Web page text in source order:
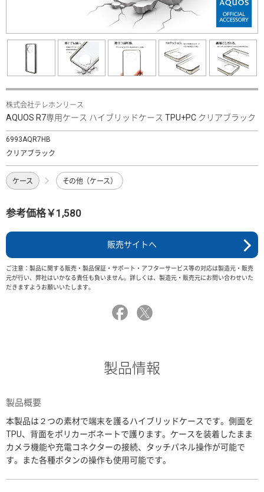
株式会社テレホンリース
AQUOS R7専用ケース ハイブリッドケース TPU+PC クリアブラック
6993AQR7HB
クリアブラック
ケース その他（ケース）
参考価格￥1,580
販売サイトへ
ご注意：製品に関する販売・製品保証・サポート・アフターサービス等の対応は製造元・販売
元が行い、弊社はいかなる責任も負いません。詳しくは、製造元・販売元にお問い合わせいた
だきますようお願いいたします。
製品情報
製品概要
本製品は２つの素材で端末を護るハイブリッドケースです。側面を
TPU、背面をポリカーボネートで護ります。ケースを装着したまま
カメラ機能や充電コネクターの接続、タッチパネル操作が可能で
す。また各種ボタンの操作も使用可能です。